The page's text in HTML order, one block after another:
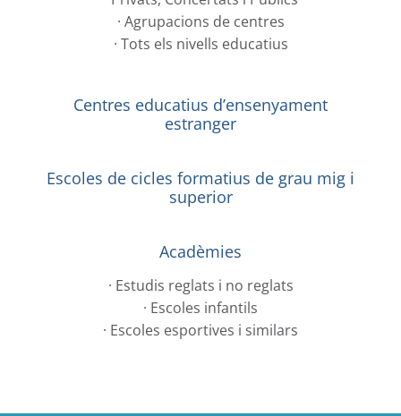
· Agrupacions de centres
· Tots els nivells educatius
Centres educatius d’ensenyament
estranger
Escoles de cicles formatius de grau mig i
superior
Acadèmies
· Estudis reglats i no reglats
· Escoles infantils
· Escoles esportives i similars